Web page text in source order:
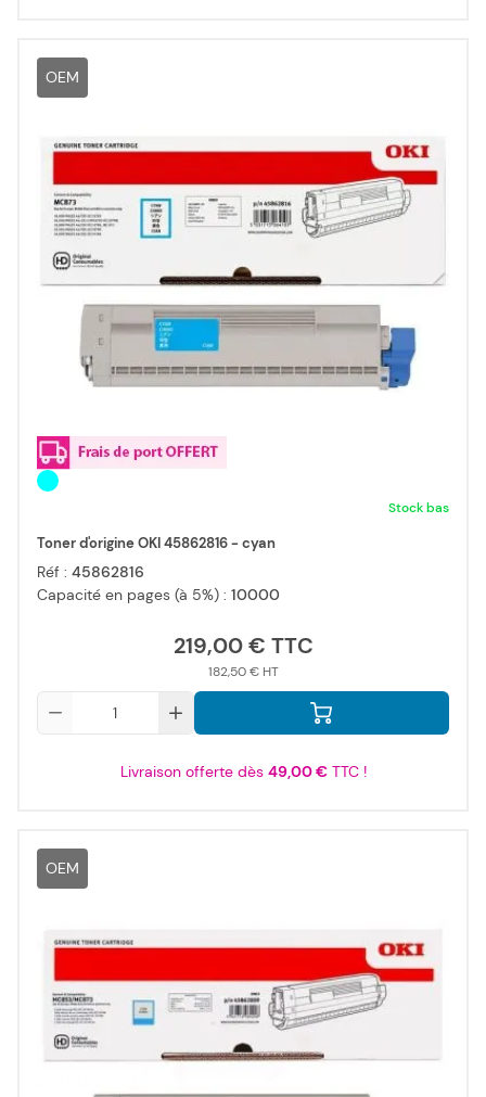
OEM
Stock bas
Toner d'origine OKI 45862816 - cyan
Réf : 45862816
Capacité en pages (à 5%) : 10000
219,00 €
182,50 €
Livraison offerte dès 49,00 €TTC !
OEM